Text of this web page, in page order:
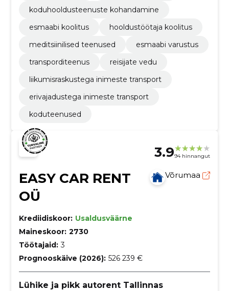
koduhooldusteenuste kohandamine
esmaabi koolitus
hooldustöötaja koolitus
meditsiinilised teenused
esmaabi varustus
transporditeenus
reisijate vedu
liikumisraskustega inimeste transport
erivajadustega inimeste transport
koduteenused
3.994 hinnangut
EASY CAR RENT
OÜ
Võrumaa
Krediidiskoor: Usaldusväärne
Maineskoor: 2730
Töötajaid: 3
Prognooskäive (2026): 526 239 €
Lühike ja pikk autorent Tallinnas